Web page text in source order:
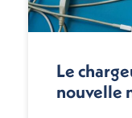
Le
nouvelle